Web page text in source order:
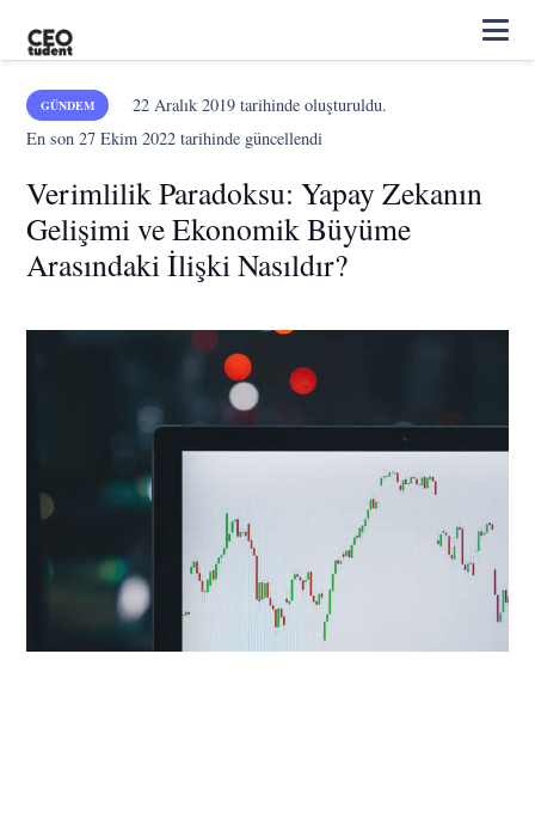
GÜNDEM 22 Aralık 2019tarihinde oluşturuldu.
En son27 Ekim 2022 tarihinde güncellendi
Verimlilik Paradoksu: Yapay Zekanın
Gelişimi ve Ekonomik Büyüme
Arasındaki İlişki Nasıldır?